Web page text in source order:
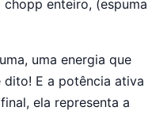
enteiro, (espuma
uma energia que
E a potência ativa
ela representa a